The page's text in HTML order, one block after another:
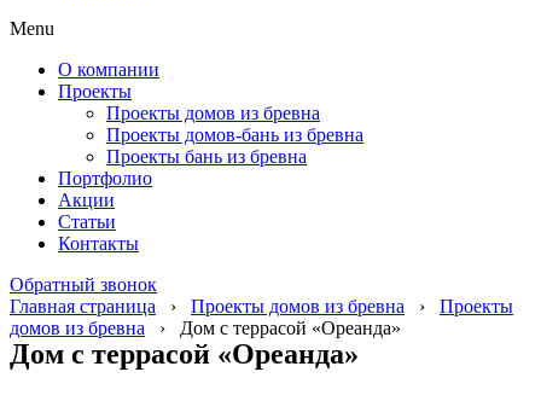
Menu
О компании
Проекты
Проекты домов из бревна
Проекты домов-бань из бревна
Проекты бань из бревна
Портфолио
Акции
Статьи
Контакты
Обратный звонок
Главная страница › Проекты домов из бревна › Проекты
домов из бревна › Дом с террасой «Ореанда»
Дом с террасой «Ореанда»